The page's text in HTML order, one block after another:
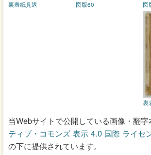
図
図版60
裏表紙見返
裏
当Webサイトで公開している画像・翻字
ティブ・コモンズ 表示 4.0 国際 ライセ
の下に提供されています。